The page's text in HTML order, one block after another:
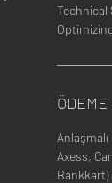
Technical
Axess,
Bankkart)